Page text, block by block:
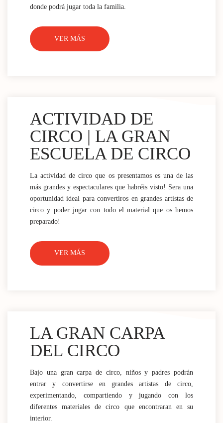
donde podrá jugar toda la familia.
VER MÁS
ACTIVIDAD DE
CIRCO | LA GRAN
ESCUELA DE CIRCO
La actividad de circo que os presentamos es una de las
más grandes y espectaculares que habréis visto! Sera una
oportunidad ideal para convertiros en grandes artistas de
circo y poder jugar con todo el material que os hemos
preparado!
VER MÁS
LA GRAN CARPA
DEL CIRCO
Bajo una gran carpa de circo, niños y padres podrán
entrar y convertirse en grandes artistas de circo,
experimentando, compartiendo y jugando con los
diferentes materiales de circo que encontraran en su
interior.